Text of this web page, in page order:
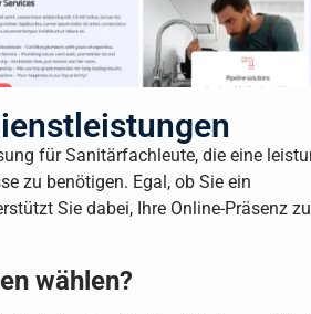
für Sanitärfachleute, die eine
zu benötigen. Egal, ob Sie ein
Sie dabei, Ihre Online-Präsenz
wählen?